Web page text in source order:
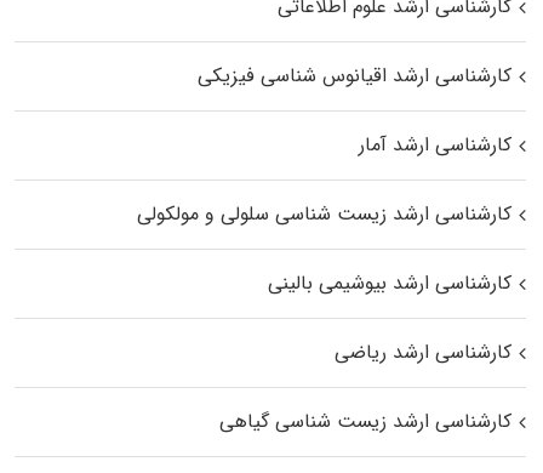
کارشناسی ارشد علوم اطلاعاتی
کارشناسی ارشد اقیانوس‌ شناسی فیزیکی
کارشناسی ارشد آمار
کارشناسی ارشد زیست شناسی سلولی و مولکولی
کارشناسی ارشد بیوشیمی بالینی
کارشناسی ارشد ریاضی
کارشناسی ارشد زیست‌ شناسی گیاهی